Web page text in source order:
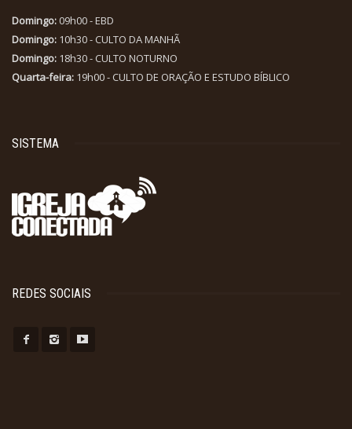
Domingo:09h00 - EBD
Domingo: 10h30 - CULTO DA MANHÃ
Domingo: 18h30 - CULTO NOTURNO
Quarta-feira: 19h00 - CULTO DE ORAÇÃO E ESTUDO BÍBLICO
SISTEMA
REDES SOCIAIS